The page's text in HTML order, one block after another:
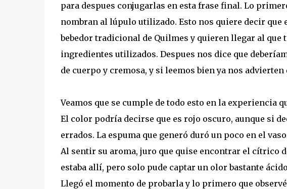
para despues conjugarlas en esta frase final. Lo
nombran al lúpulo utilizado. Esto nos quiere decir que
bebedor tradicional de Quilmes y quieren llegar al que
ingredientes utilizados. Despues nos dice que
de cuerpo y cremosa, y si leemos bien ya nos advierten
Veamos que se cumple de todo esto en la experiencia
El color podría decirse que es rojo oscuro, aunque si
errados. La espuma que generó duró un poco en el
Al sentir su aroma, juro que quise encontrar el cítrico
estaba allí, pero solo pude captar un olor bastante
Llegó el momento de probarla y lo primero que